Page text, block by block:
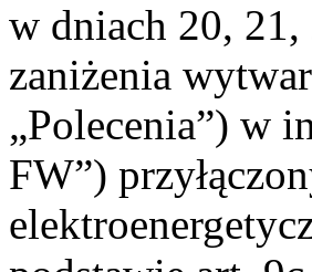
w dniach 20,
zaniżenia
„Polecenia”) w
FW”)